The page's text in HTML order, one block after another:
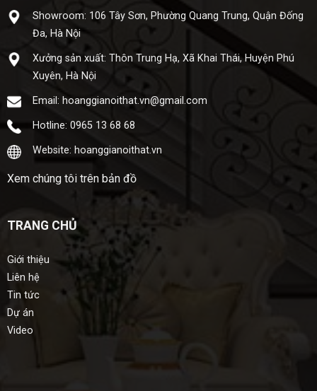
Showroom: 106 Tây Sơn, Phường Quang Trung, Quận Đống
Đa, Hà Nội
Xưở​ng sả​n xuấ​t: Thôn Trung Hạ, Xã Khai Thái, Huyện Phú
Xuyên, Hà Nội
Email: hoanggianoithat.vn@gmail.com
Hotline: 0965 13 68 68
Website: hoanggianoithat.vn
Xem chúng tôi trên bản đồ
TRANG CHỦ
Giới thiệu
Liên hệ
Tin tức
Dự án
Video